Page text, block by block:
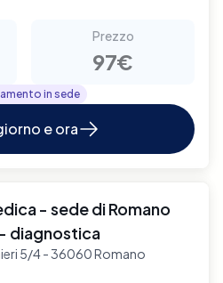
Prezzo
97€
in sede
e ora
- sede di Romano
diagnostica
5/4 - 36060 Romano